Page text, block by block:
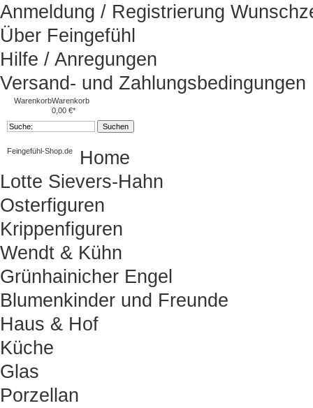
Anmeldung / Registrierung
Über Feingefühl
Hilfe / Anregungen
Versand- und Zahlungsbedingungen
WarenkorbWarenkorb
0,00 €*
Feingefühl-Shop.de
Home
Lotte Sievers-Hahn
Osterfiguren
Krippenfiguren
Wendt & Kühn
Grünhainicher Engel
Blumenkinder und Freunde
Haus & Hof
Küche
Glas
Porzellan